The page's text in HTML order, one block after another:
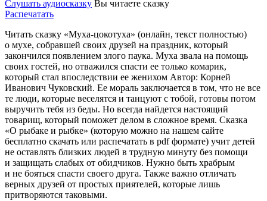
Слушать аудиосказку Вы читаете сказку
Распечатать
Читать сказку «Муха-цокотуха» (онлайн, текст полностью)
о мухе, собравшей своих друзей на праздник, который
закончился появлением злого паука. Муха звала на помощь
своих гостей, но отважился спасти ее только комарик,
который стал впоследствии ее женихом Автор: Корней
Иванович Чуковский. Ее мораль заключается в том, что не все
те люди, которые веселятся и танцуют с тобой, готовы потом
выручить тебя из беды. Но всегда найдется настоящий
товарищ, который поможет делом в сложное время. Сказка
«О рыбаке и рыбке» (которую можно на нашем сайте
бесплатно скачать или распечатать в pdf формате) учит детей
не оставлять близких людей в трудную минуту без помощи
и защищать слабых от обидчиков. Нужно быть храбрым
и не бояться спасти своего друга. Также важно отличать
верных друзей от простых приятелей, которые лишь
притворяются таковыми.